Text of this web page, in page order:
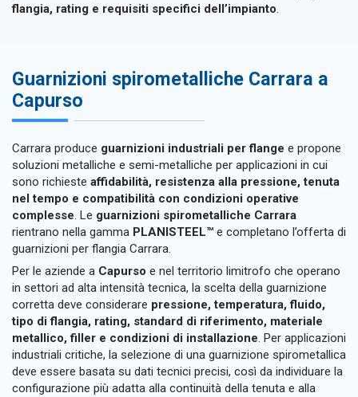
flangia, rating e requisiti specifici dell’impianto.
Guarnizioni spirometalliche Carrara a
Capurso
Carrara produce guarnizioni industriali per flange e propone
soluzioni metalliche e semi-metalliche per applicazioni in cui
sono richieste affidabilità, resistenza alla pressione, tenuta
nel tempo e compatibilità con condizioni operative
complesse . Le guarnizioni spirometalliche Carrara
rientrano nella gamma PLANISTEEL™ e completano l’offerta di
guarnizioni per flangia Carrara.
Per le aziende a Capurso e nel territorio limitrofo che operano
in settori ad alta intensità tecnica, la scelta della guarnizione
corretta deve considerare pressione, temperatura, fluido,
tipo di flangia, rating, standard di riferimento, materiale
metallico, filler e condizioni di installazione. Per applicazioni
industriali critiche, la selezione di una guarnizione spirometallica
deve essere basata su dati tecnici precisi, così da individuare la
configurazione più adatta alla continuità della tenuta e alla